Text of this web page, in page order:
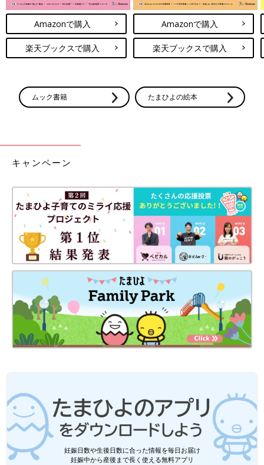
Amazonで購入
楽天ブックスで購入
Amazonで購入
楽天ブックスで購入
ムック書籍 たまひよの絵本
キャンペーン
妊娠日数や生後日数に合った情報を毎日お届け
妊娠中から産後まで長く使える無料アプリ